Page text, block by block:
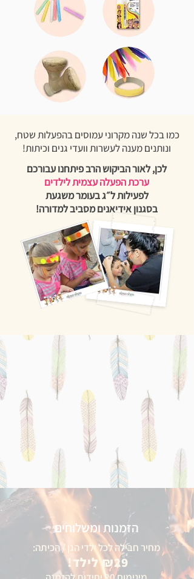
כמו בכל שנה מקרוני עמוסים בהפעלות שטח,
ונותנים מענה לעשרות וועדי גנים וכיתות!
לכן, לאור הביקוש הרב פיתחנו עבורכם
ערכת הפעלה עצמית לילדים
לפעילות ל״ג בעומר משגעת
בסגנוןאידיאנים מסביב למדורה!
הזמנות ומשלוחים
מחיר חבילה לכל ילדי הגן / הכיתה:
₪29 לילד!